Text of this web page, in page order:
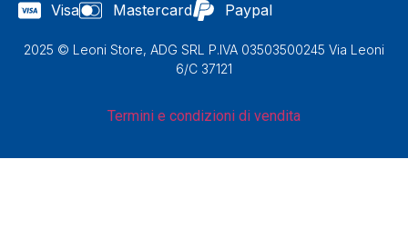
Visa Mastercard Paypal
2025 © Leoni Store, ADG SRL P.IVA 03503500245 Via Leoni
6/C 37121
Termini e condizioni di vendita